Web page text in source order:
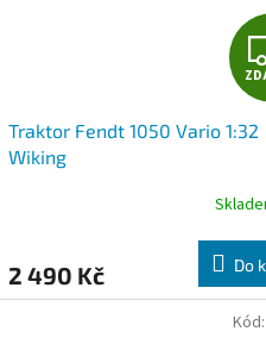
Traktor Fendt 1050 Vario 1:32
Wiking
2 490 Kč Do
Kód: